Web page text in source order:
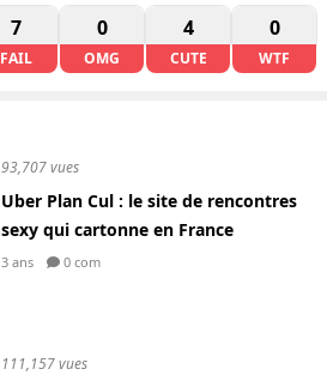
7
FAIL
0
OMG
4
CUTE
0
WTF
93,707 vues
Uber Plan Cul : le site de rencontres
sexy qui cartonne en France
3 ans 0 com
111,157 vues